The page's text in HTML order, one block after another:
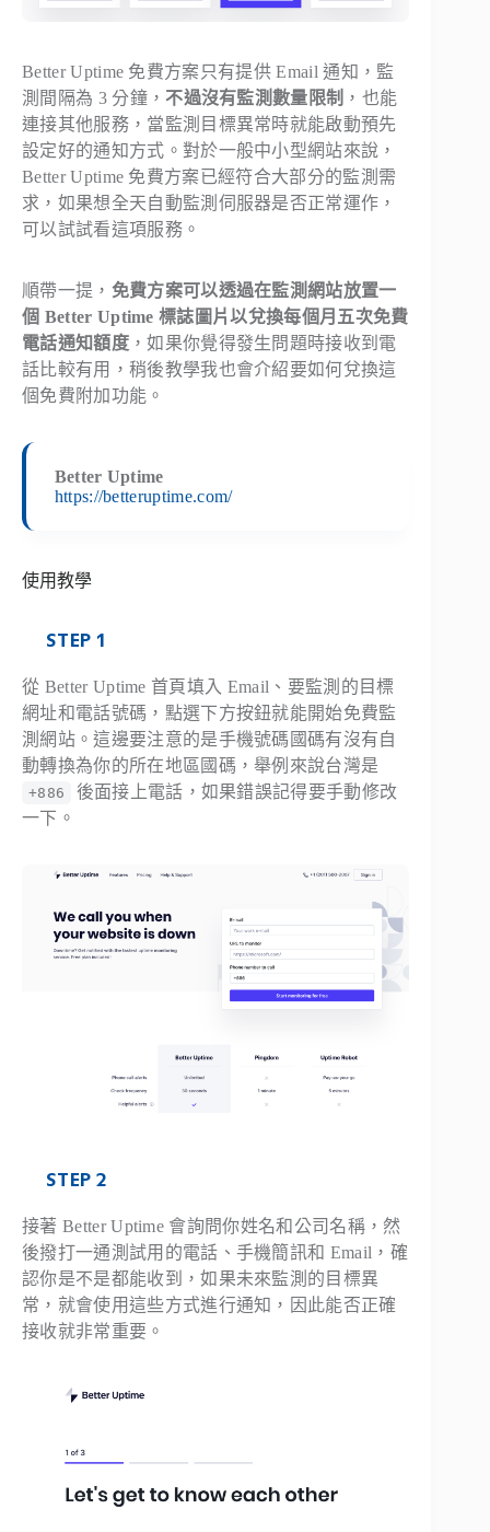
Better Uptime 免費方案只有提供 Email 通知，監
測間隔為 3 分鐘， 不過沒有監測數量限制 ，也能
連接其他服務，當監測目標異常時就能啟動預先
設定好的通知方式。對於一般中小型網站來說，
Better Uptime 免費方案已經符合大部分的監測需
求，如果想全天自動監測伺服器是否正常運作，
可以試試看這項服務。
順帶一提， 免費方案可以透過在監測網站放置一
個 Better Uptime 標誌圖片以兌換每個月五次免費
電話通知額度，如果你覺得發生問題時接收到電
話比較有用，稍後教學我也會介紹要如何兌換這
個免費附加功能。
Better Uptime
https://betteruptime.com/
使用教學
STEP 1
從 Better Uptime 首頁填入 Email、要監測的目標
網址和電話號碼，點選下方按鈕就能開始免費監
測網站。這邊要注意的是手機號碼國碼有沒有自
動轉換為你的所在地區國碼，舉例來說台灣是
+886
後面接上電話，如果錯誤記得要手動修改
一下。
STEP 2
接著 Better Uptime 會詢問你姓名和公司名稱，然
後撥打一通測試用的電話、手機簡訊和 Email，確
認你是不是都能收到，如果未來監測的目標異
常，就會使用這些方式進行通知，因此能否正確
接收就非常重要。